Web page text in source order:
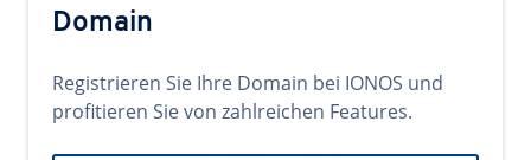
Domain
Registrieren Sie Ihre Domain bei IONOS und
profitieren Sie von zahlreichen Features.